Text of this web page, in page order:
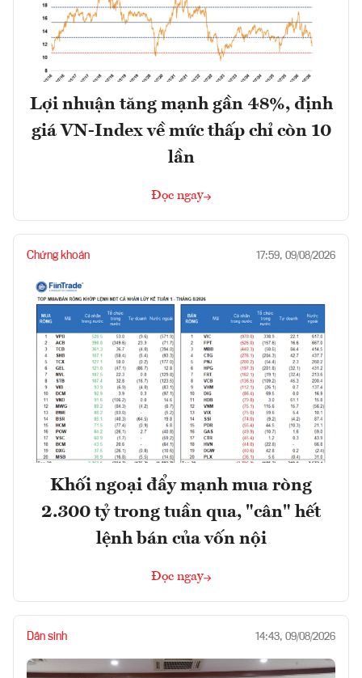
Lợi nhuận tăng mạnh gần 48%, định
giá VN-Index về mức thấp chỉ còn 10
lần
Đọc ngay
Chứng khoán 17:59, 09/08/2026
Khối ngoại đẩy mạnh mua ròng
2.300 tỷ trong tuần qua, "cân" hết
lệnh bán của vốn nội
Đọc ngay
Dân sinh 14:43, 09/08/2026